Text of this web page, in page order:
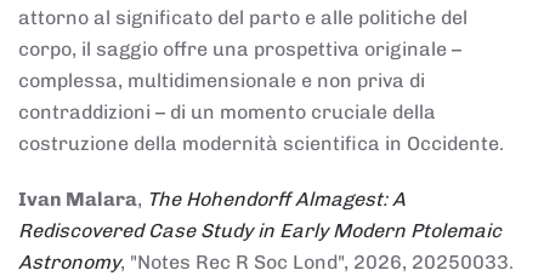
attorno al significato del parto e alle politiche del
corpo, il saggio offre una prospettiva originale –
complessa, multidimensionale e non priva di
contraddizioni – di un momento cruciale della
costruzione della modernità scientifica in Occidente.
Ivan Malara, The Hohendorff Almagest: A
Rediscovered Case Study in Early Modern Ptolemaic
Astronomy, "Notes Rec R Soc Lond", 2026, 20250033.